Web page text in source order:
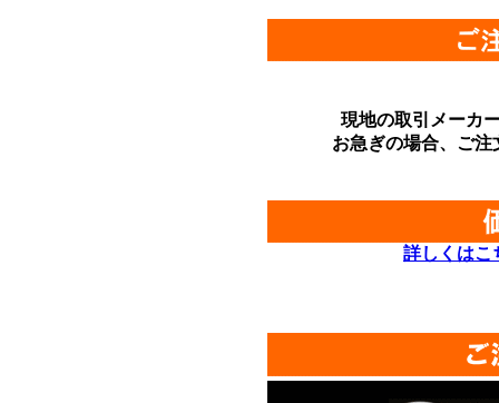
現地の取引メーカ
お急ぎの場合、ご
詳しくはこ